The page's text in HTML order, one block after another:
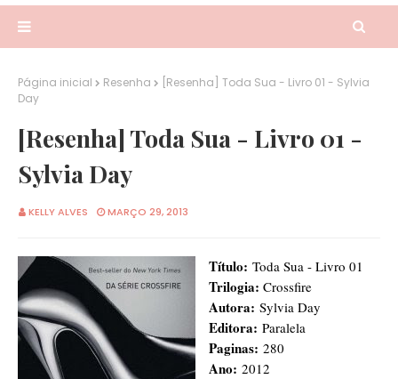
Página inicial Resenha
[Resenha] Toda Sua - Livro 01 - Sylvia
Day
[Resenha] Toda Sua - Livro 01 -
Sylvia Day
KELLY ALVES MARÇO 29, 2013
Título: Toda Sua - Livro 01
Trilogia: Crossfire
Autora: Sylvia Day
Editora: Paralela
Paginas: 280
Ano: 2012